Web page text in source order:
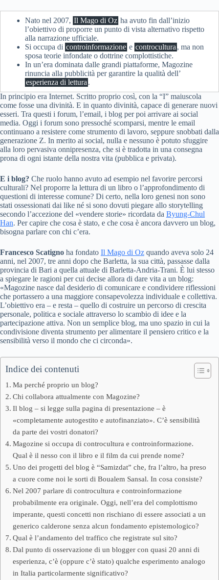
Nato nel 2007, Il Mago di Oz ha avuto fin dall’inizio
l’obiettivo di proporre un punto di vista alternativo rispetto
alla narrazione ufficiale.
Si occupa di controinformazione e controcultura , ma non
sposa teorie infondate o dottrine complottistiche.
In un’era dominata dalle grandi piattaforme, Magozine
rinuncia alla pubblicità per garantire la qualità dell’
esperienza di lettura .
In principio era Internet. Scritto proprio così, con la “I” maiuscola
come fosse una divinità. E in quanto divinità, capace di generare nuovi
esseri. Tra questi i forum, l’email, i blog per poi arrivare ai social
media. Oggi i forum sono pressoché scomparsi, mentre le email
continuano a resistere come strumento di lavoro, seppure snobbati dalla
generazione Z. In merito ai social, nulla e nessuno è potuto sfuggire
alla loro pervasiva onnipresenza, che si è tradotta in una consegna
prona di ogni istante della nostra vita (pubblica e privata).
E i blog? Che ruolo hanno avuto ad esempio nel favorire percorsi
culturali? Nel proporre la lettura di un libro o l’approfondimento di
questioni di interesse comune? Di certo, nella loro genesi non sono
stati ossessionati dai like né si sono dovuti piegare allo storytelling
secondo l’accezione del «vendere storie» ricordata da Byung-Chul
Han. Per capire che cosa è stato, e che cosa è ancora davvero un blog,
bisogna parlare con chi c’era.
Francesco Scatigno ha fondato Il Mago di Oz quando aveva solo 24
anni, nel 2007, tre anni dopo che Barletta, la sua città, passasse dalla
provincia di Bari a quella attuale di Barletta-Andria-Trani. È lui stesso
a spiegare le ragioni per cui decise allora di dare vita a un blog:
«Magozine nasce dal desiderio di comunicare e condividere riflessioni
che portassero a una maggiore consapevolezza individuale e collettiva.
L’obiettivo era – e resta – quello di costruire un percorso di crescita
personale, politica e sociale attraverso lo scambio di idee e la
partecipazione attiva. Non un semplice blog, ma uno spazio in cui la
condivisione diventa strumento per alimentare il pensiero critico e la
sensibilità verso il mondo che ci circonda».
Indice dei contenuti
Ma perché proprio un blog?
Chi collabora attualmente con Magozine?
Il blog – si legge sulla pagina di presentazione – è
«completamente autogestito e autofinanziato». C’è sensibilità
da parte dei vostri donatori?
Magozine si occupa di controcultura e controinformazione.
Qual è il nesso con il libro e il film da cui prende nome?
Uno dei progetti del blog è “Samizdat” che, fra l’altro, ha preso
a cuore come noi le sorti di Boualem Sansal. In cosa consiste?
Nel 2007 parlare di controcultura e controinformazione
probabilmente era originale. Oggi, nell’era del complottismo
imperante, questi concetti non rischiano di essere associati a un
generico calderone senza alcun fondamento epistemologico?
Qual è l’andamento del traffico che registrate sul sito?
Dal punto di osservazione di un blogger con quasi 20 anni di
esperienza, c’è (oppure c’è stato) qualche esperimento analogo
in Italia particolarmente significativo?